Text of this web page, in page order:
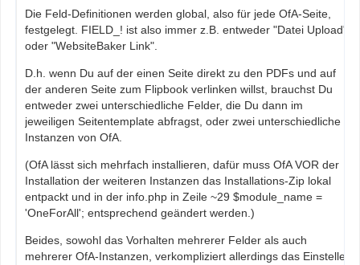
Die Feld-Definitionen werden global, also für jede OfA-Seite,
festgelegt. FIELD_! ist also immer z.B. entweder "Datei Upload"
oder "WebsiteBaker Link".
D.h. wenn Du auf der einen Seite direkt zu den PDFs und auf
der anderen Seite zum Flipbook verlinken willst, brauchst Du
entweder zwei unterschiedliche Felder, die Du dann im
jeweiligen Seitentemplate abfragst, oder zwei unterschiedliche
Instanzen von OfA.
(OfA lässt sich mehrfach installieren, dafür muss OfA VOR der
Installation der weiteren Instanzen das Installations-Zip lokal
entpackt und in der info.php in Zeile ~29 $module_name =
'OneForAll'; entsprechend geändert werden.)
Beides, sowohl das Vorhalten mehrerer Felder als auch
mehrerer OfA-Instanzen, verkompliziert allerdings das Einstellen